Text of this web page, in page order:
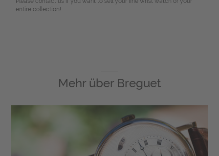
entire collection!
Mehr über Breguet